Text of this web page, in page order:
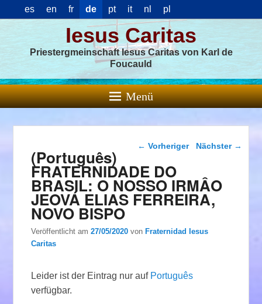
es en fr de pt it nl pl
Iesus Caritas
Priestergmeinschaft Iesus Caritas von Karl de
Foucauld
Menü
Beitragsnavigation
← Vorheriger Nächster →
(Português)
FRATERNIDADE DO
BRASIL: O NOSSO IRMÂO
JEOVÁ ELIAS FERREIRA,
NOVO BISPO
Veröffentlicht am27/05/2020 vonFraternidad Iesus
Caritas
Leider ist der Eintrag nur auf Português
verfügbar.